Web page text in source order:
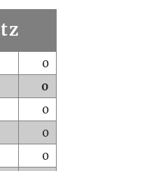
0
0
0
0
0